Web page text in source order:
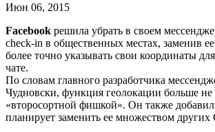
Июн 06, 2015
Facebook решила убрать в своем
check-in в общественных местах, заменив
более точно указывать свои координаты
чате.
По словам главного разработчика
Чудновски, функция геолокации больше не
«второсортной фишкой». Он также
планирует заменить ее множеством других